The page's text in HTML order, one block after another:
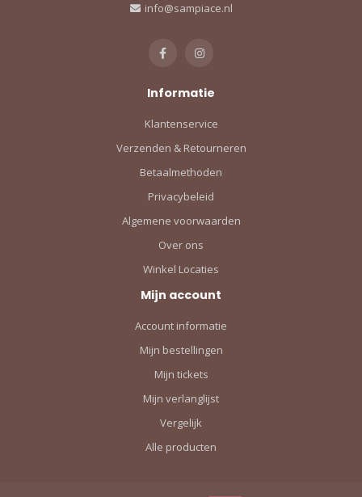
info@sampiace.nl
Informatie
Klantenservice
Verzenden & Retourneren
Betaalmethoden
Privacybeleid
Algemene voorwaarden
Over ons
Winkel Locaties
Mijn account
Account informatie
Mijn bestellingen
Mijn tickets
Mijn verlanglijst
Vergelijk
Alle producten